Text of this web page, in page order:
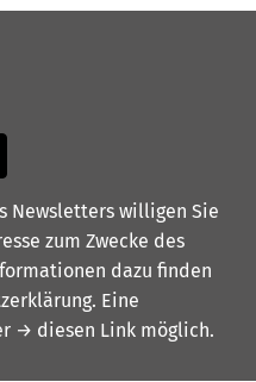
Newsletters willigen Sie
zum Zwecke des
dazu finden
. Eine
→ diesen Link möglich.